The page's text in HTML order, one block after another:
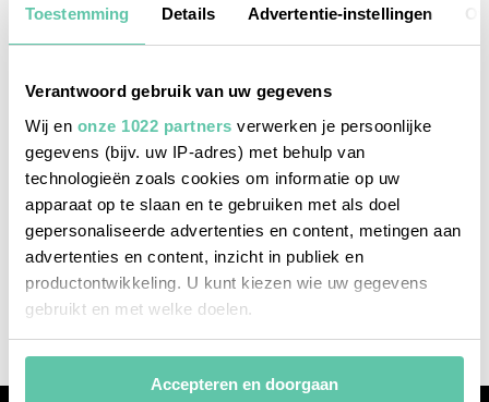
Toestemming Details Advertentie-instellingen
Verantwoord gebruik van uw gegevens
Wij en onze 1022 partners verwerken je persoonlijke
gegevens (bijv. uw IP-adres) met behulp van
technologieën zoals cookies om informatie op uw
apparaat op te slaan en te gebruiken met als doel
gepersonaliseerde advertenties en content, metingen aan
advertenties en content, inzicht in publiek en
productontwikkeling. U kunt kiezen wie uw gegevens
gebruikt en met welke doelen.
Als u het toestaat, willen we ook graag:
Informatie verzamelen over uw geografische
Accepteren en doorgaan
zien & doen
De 5 mooiste dorpen van de Bourgogne
14 NOVEMBER 2016